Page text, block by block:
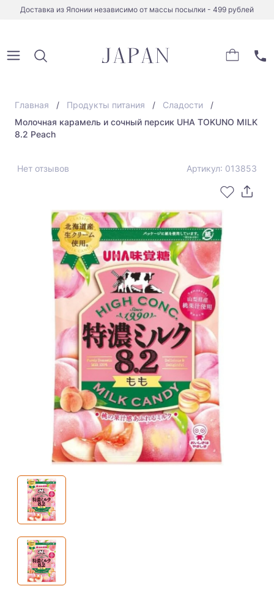
Доставка из Японии независимо от массы посылки - 499 рублей
Главная Продукты питания
Сладости
Молочная карамель и сочный персик UHA TOKUNO MILK
8.2 Peach
Нет отзывов Артикул: 013853